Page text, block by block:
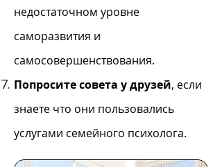
недостаточном уровне
саморазвития и
самосовершенствования.
Попросите совета у друзей, если
знаете что они пользовались
услугами семейного психолога.